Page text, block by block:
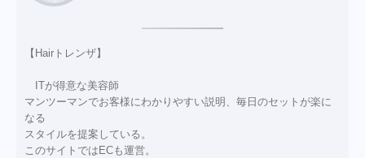
【Hairトレンザ】
ITが得意な美容師
マンツーマンでお客様にわかりやすい説明、毎日のセットが楽に
なる
スタイルを提案している。
このサイトではECも運営。